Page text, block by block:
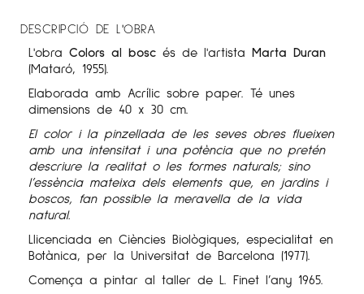
DESCRIPCIÓ DE L'OBRA
L'obra Colors al bosc és de l'artista Marta Duran
(Mataró, 1955).
Elaborada amb Acrílic sobre paper. Té unes
dimensions de 40 x 30 cm.
El color i la pinzellada de les seves obres flueixen
amb una intensitat i una potència que no pretén
descriure la realitat o les formes naturals; sino
l’essència mateixa dels elements que, en jardins i
boscos, fan possible la meravella de la vida
natural.
Llicenciada en Ciències Biològiques, especialitat en
Botànica, per la Universitat de Barcelona (1977).
Comença a pintar al taller de L. Finet l’any 1965.